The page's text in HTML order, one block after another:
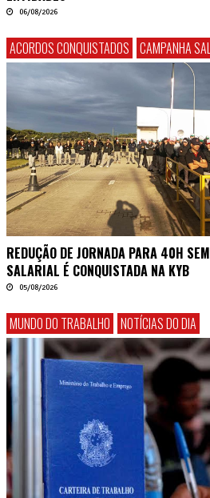
06/08/2026
ACORDOS CONQUISTADOS CAMPANHA
REDUÇÃO DE JORNADA PARA 40H
SALARIAL É CONQUISTADA NA KYB
05/08/2026
MUNDO DO TRABALHO NOTÍCIAS DO DIA